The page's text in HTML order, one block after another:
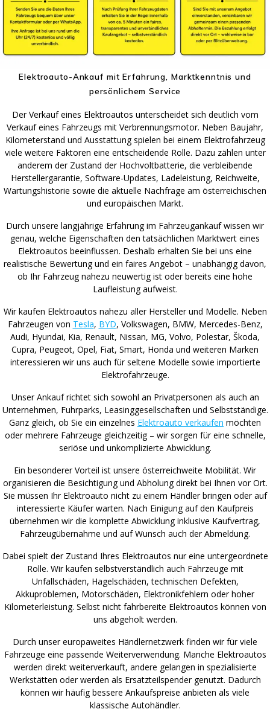
Elektroauto-Ankauf mit Erfahrung, Marktkenntnis und
persönlichem Service
Der Verkauf eines Elektroautos unterscheidet sich deutlich vom
Verkauf eines Fahrzeugs mit Verbrennungsmotor. Neben Baujahr,
Kilometerstand und Ausstattung spielen bei einem Elektrofahrzeug
viele weitere Faktoren eine entscheidende Rolle. Dazu zählen unter
anderem der Zustand der Hochvoltbatterie, die verbleibende
Herstellergarantie, Software-Updates, Ladeleistung, Reichweite,
Wartungshistorie sowie die aktuelle Nachfrage am österreichischen
und europäischen Markt.
Durch unsere langjährige Erfahrung im Fahrzeugankauf wissen wir
genau, welche Eigenschaften den tatsächlichen Marktwert eines
Elektroautos beeinflussen. Deshalb erhalten Sie bei uns eine
realistische Bewertung und ein faires Angebot – unabhängig davon,
ob Ihr Fahrzeug nahezu neuwertig ist oder bereits eine hohe
Laufleistung aufweist.
Wir kaufen Elektroautos nahezu aller Hersteller und Modelle. Neben
Fahrzeugen von Tesla, BYD, Volkswagen, BMW, Mercedes-Benz,
Audi, Hyundai, Kia, Renault, Nissan, MG, Volvo, Polestar, Škoda,
Cupra, Peugeot, Opel, Fiat, Smart, Honda und weiteren Marken
interessieren wir uns auch für seltene Modelle sowie importierte
Elektrofahrzeuge.
Unser Ankauf richtet sich sowohl an Privatpersonen als auch an
Unternehmen, Fuhrparks, Leasinggesellschaften und Selbstständige.
Ganz gleich, ob Sie ein einzelnes Elektroauto verkaufen möchten
oder mehrere Fahrzeuge gleichzeitig – wir sorgen für eine schnelle,
seriöse und unkomplizierte Abwicklung.
Ein besonderer Vorteil ist unsere österreichweite Mobilität. Wir
organisieren die Besichtigung und Abholung direkt bei Ihnen vor Ort.
Sie müssen Ihr Elektroauto nicht zu einem Händler bringen oder auf
interessierte Käufer warten. Nach Einigung auf den Kaufpreis
übernehmen wir die komplette Abwicklung inklusive Kaufvertrag,
Fahrzeugübernahme und auf Wunsch auch der Abmeldung.
Dabei spielt der Zustand Ihres Elektroautos nur eine untergeordnete
Rolle. Wir kaufen selbstverständlich auch Fahrzeuge mit
Unfallschäden, Hagelschäden, technischen Defekten,
Akkuproblemen, Motorschäden, Elektronikfehlern oder hoher
Kilometerleistung. Selbst nicht fahrbereite Elektroautos können von
uns abgeholt werden.
Durch unser europaweites Händlernetzwerk finden wir für viele
Fahrzeuge eine passende Weiterverwendung. Manche Elektroautos
werden direkt weiterverkauft, andere gelangen in spezialisierte
Werkstätten oder werden als Ersatzteilspender genutzt. Dadurch
können wir häufig bessere Ankaufspreise anbieten als viele
klassische Autohändler.